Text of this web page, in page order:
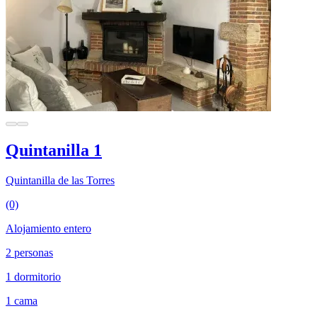
Quintanilla 1
Quintanilla de las Torres
(0)
Alojamiento entero
2 personas
1 dormitorio
1 cama